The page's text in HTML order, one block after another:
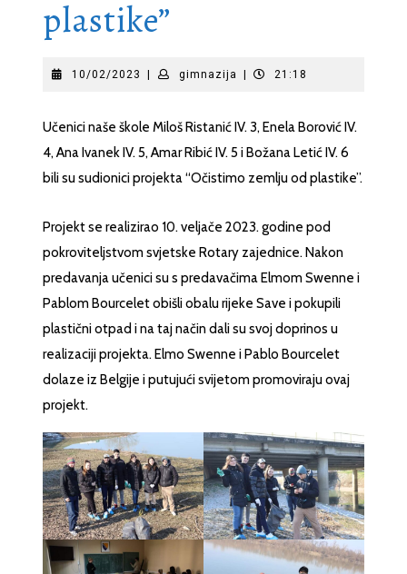
plastike”
10/02/2023 10/02/2023gimnazija gimnazija
21:18
Učenici naše škole Miloš Ristanić IV. 3, Enela Borović IV.
4, Ana Ivanek IV. 5, Amar Ribić IV. 5 i Božana Letić IV. 6
bili su sudionici projekta “Očistimo zemlju od plastike”.
Projekt se realizirao 10. veljače 2023. godine pod
pokroviteljstvom svjetske Rotary zajednice. Nakon
predavanja učenici su s predavačima Elmom Swenne i
Pablom Bourcelet obišli obalu rijeke Save i pokupili
plastični otpad i na taj način dali su svoj doprinos u
realizaciji projekta. Elmo Swenne i Pablo Bourcelet
dolaze iz Belgije i putujući svijetom promoviraju ovaj
projekt.